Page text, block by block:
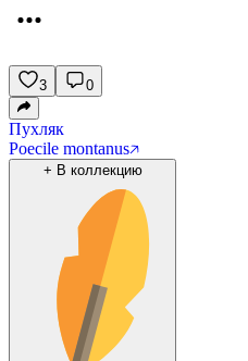
3 0
Пухляк
Poecile montanus
+ В коллекцию